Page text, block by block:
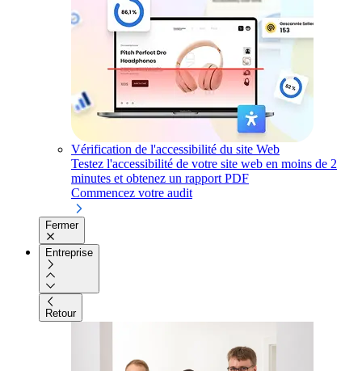
Vérification de l'accessibilité du site Web
Testez l'accessibilité de votre site web en moins de 2
minutes et obtenez un rapport PDF
Commencez votre audit
Fermer
Entreprise
Retour